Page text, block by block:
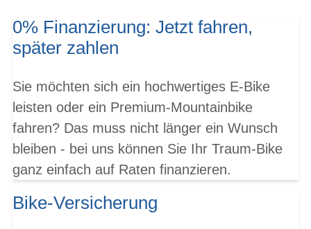
0% Finanzierung: Jetzt fahren,
später zahlen
Sie möchten sich ein hochwertiges E-Bike
leisten oder ein Premium-Mountainbike
fahren? Das muss nicht länger ein Wunsch
bleiben - bei uns können Sie Ihr Traum-Bike
ganz einfach auf Raten finanzieren.
Bike-Versicherung